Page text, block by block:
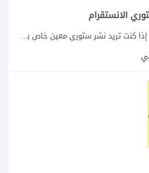
الانستقرام
قفل الرد على ستوري الانستا إذا كنت تريد نشر ستوري معين خاص بك، سواء...